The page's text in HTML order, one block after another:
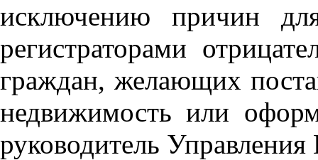
исключению причин
регистраторами
граждан, желающих
недвижимость или
руководитель